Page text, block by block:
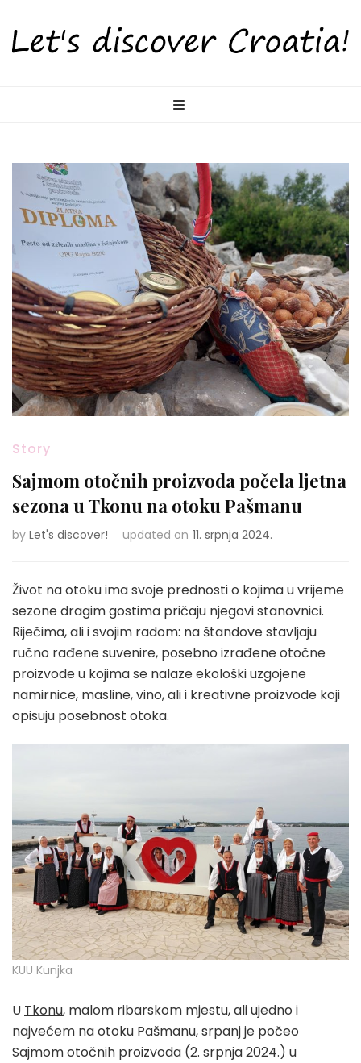
Story
Sajmom otočnih proizvoda počela ljetna
sezona u Tkonu na otoku Pašmanu
by Let's discover! updated on 11. srpnja 2024.
Život na otoku ima svoje prednosti o kojima u vrijeme
sezone dragim gostima pričaju njegovi stanovnici.
Riječima, ali i svojim radom: na štandove stavljaju
ručno rađene suvenire, posebno izrađene otočne
proizvode u kojima se nalaze ekološki uzgojene
namirnice, masline, vino, ali i kreativne proizvode koji
opisuju posebnost otoka.
KUU Kunjka
U Tkonu, malom ribarskom mjestu, ali ujedno i
najvećem na otoku Pašmanu, srpanj je počeo
Sajmom otočnih proizvoda (2. srpnja 2024.) u